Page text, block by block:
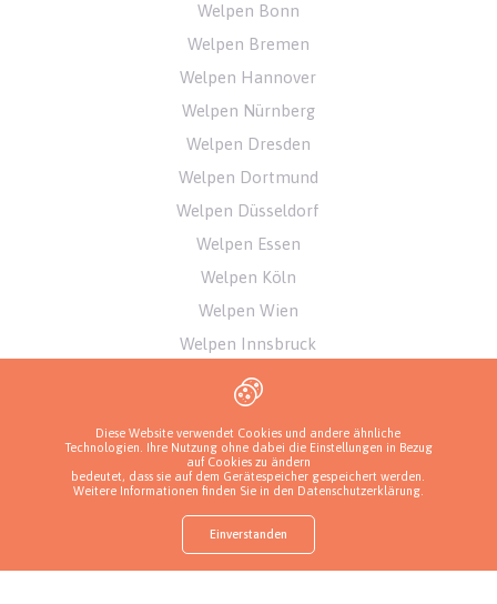
Welpen Bonn
Welpen Bremen
Welpen Hannover
Welpen Nürnberg
Welpen Dresden
Welpen Dortmund
Welpen Düsseldorf
Welpen Essen
Welpen Köln
Welpen Wien
Welpen Innsbruck
Welpen Zürich
Welpen Bern
Finden Sie einen Welpen Frag nach einem Welpen
Diese Website verwendet Cookies und andere ähnliche
Technologien. Ihre Nutzung ohne dabei die Einstellungen in Bezug
auf Cookies zu ändern
bedeutet, dass sie auf dem Gerätespeicher gespeichert werden.
Weitere Informationen finden Sie in den Datenschutzerklärung.
Einverstanden